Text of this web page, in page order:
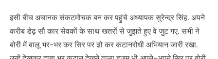
इसी बीच अचानक संकटमोचक बन कर पहुंचे अध्यापक सुरेन्द्र सिंह. अपने
करीब डेढ़ सौ कार सेवकों के साथ खतरों से जुझते हुए वे जुट गए. सभी ने
बोरी में बालू भर-भर कर सिर पर ढो कर कटानरोधी अभियान जारी रखा.